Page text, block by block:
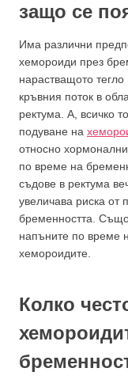
защо се
Има различни
хемороиди през
нарастващото тегло
кръвния поток в
ректума. А, всичко
подуване на
относно
по време на
съдове в ректума
увеличава риска от
бременността. Също
напъните по време
хемороидите.
Колко